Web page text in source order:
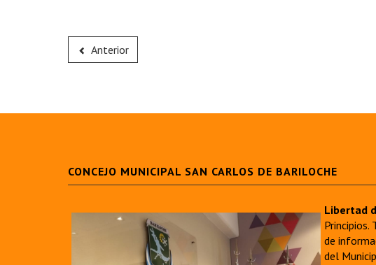
Anterior
CONCEJO MUNICIPAL SAN CARLOS DE BARILOCHE
Libertad
de
del